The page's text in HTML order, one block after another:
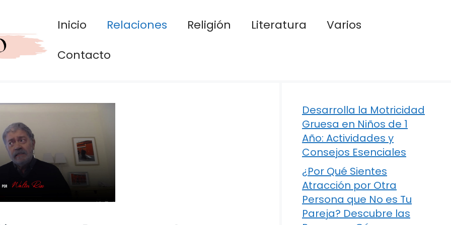
Inicio Relaciones Religión Literatura
Varios
Contacto
Desarrolla la Motricidad
Gruesa en Niños de 1
Año: Actividades y
Consejos Esenciales
¿Por Qué Sientes
Atracción por Otra
Persona que No es Tu
Pareja? Descubre las